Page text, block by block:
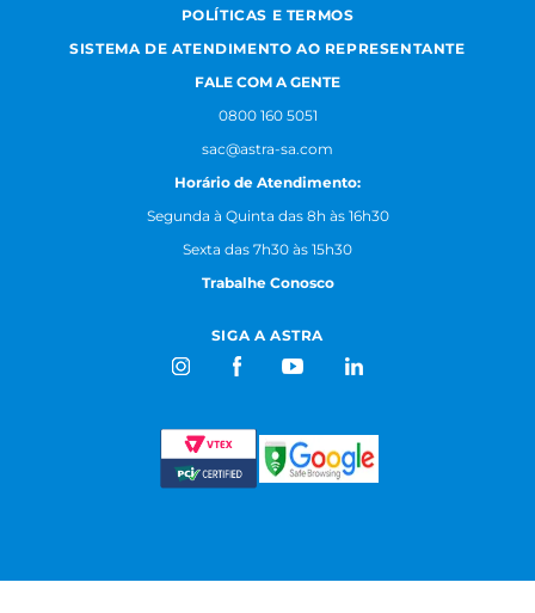
POLÍTICAS E TERMOS
SISTEMA DE ATENDIMENTO AO REPRESENTANTE
FALE COM A GENTE
0800 160 5051
sac@astra-sa.com
Horário de Atendimento:
Segunda à Quinta das 8h às 16h30
Sexta das 7h30 às 15h30
Trabalhe Conosco
SIGA A ASTRA